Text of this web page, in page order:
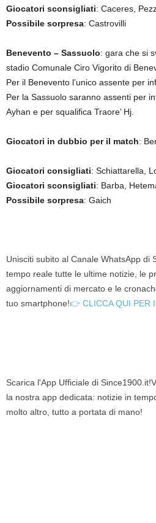
Giocatori sconsigliati: Caceres,
Possibile sorpresa: Castrovilli
Benevento – Sassuolo: gara che si
stadio Comunale Ciro Vigorito di
Per il Benevento l’unico assente per
Per la Sassuolo saranno assenti per
Ayhan e per squalifica Traore’ Hj.
Giocatori in dubbio per il match:
Giocatori consigliati: Schiattarella,
Giocatori sconsigliati: Barba,
Possibile sorpresa: Gaich
Unisciti subito al Canale WhatsApp di
tempo reale tutte le ultime notizie, le
aggiornamenti di mercato e le
tuo smartphone!👉 CLICCA QUI PER
Scarica l'App Ufficiale di
la nostra app dedicata: notizie in
molto altro, tutto a portata di mano!